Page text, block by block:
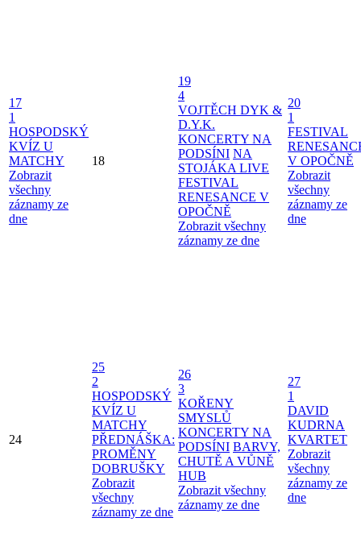
17
1
HOSPODSKÝ
KVÍZ U
MATCHY
Zobrazit
všechny
záznamy ze
dne
18
19
4
VOJTĚCH DYK &
D.Y.K.
KONCERTY NA
PODSÍNI NA
STOJÁKA LIVE
FESTIVAL
RENESANCE V
OPOČNĚ
Zobrazit všechny
záznamy ze dne
20
1
FESTIVAL
V OPOČNĚ
Zobrazit
všechny
záznamy ze
dne
24
25
2
HOSPODSKÝ
KVÍZ U
MATCHY
PŘEDNÁŠKA:
PROMĚNY
DOBRUŠKY
Zobrazit
všechny
záznamy ze dne
26
3
KOŘENY
SMYSLŮ
KONCERTY NA
PODSÍNI BARVY,
CHUTĚ A VŮNĚ
HUB
Zobrazit všechny
záznamy ze dne
27
1
DAVID
KUDRNA
KVARTET
Zobrazit
všechny
záznamy ze
dne